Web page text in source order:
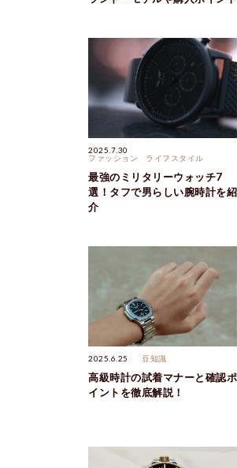
2025.7.30
ファッション
ライフスタイル
最強のミリタリーウォッチ7
選！タフで男らしい腕時計を紹
介
2025.6.25 豆知識
高級時計の試着マナーと確認ポ
イントを徹底解説！